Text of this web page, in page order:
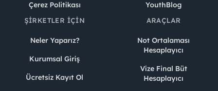
Çerez Politikası
YouthBlog
ŞIRKETLER İÇIN
Neler Yaparız?
Kurumsal Giriş
Ücretsiz Kayıt Ol
ARAÇLAR
Not Ortalaması
Hesaplayıcı
Vize Final Büt
Hesaplayıcı